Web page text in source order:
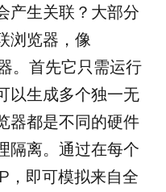
产生关联？大部分
浏览器，像
。首先它只需运行
以生成多个独一无
器都是不同的硬件
隔离。通过在每个
，即可模拟来自全